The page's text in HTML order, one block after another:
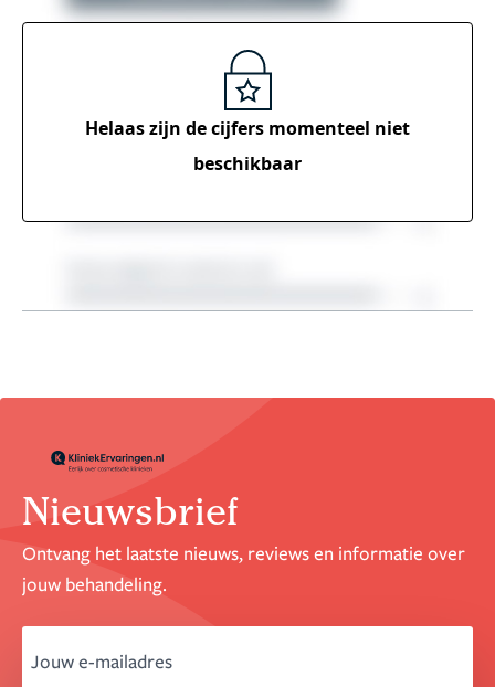
Helaas zijn de cijfers momenteel niet
beschikbaar
Nieuwsbrief
Ontvang het laatste nieuws, reviews en informatie over
jouw behandeling.